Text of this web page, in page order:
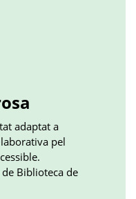
adaptat a
pel
Biblioteca de